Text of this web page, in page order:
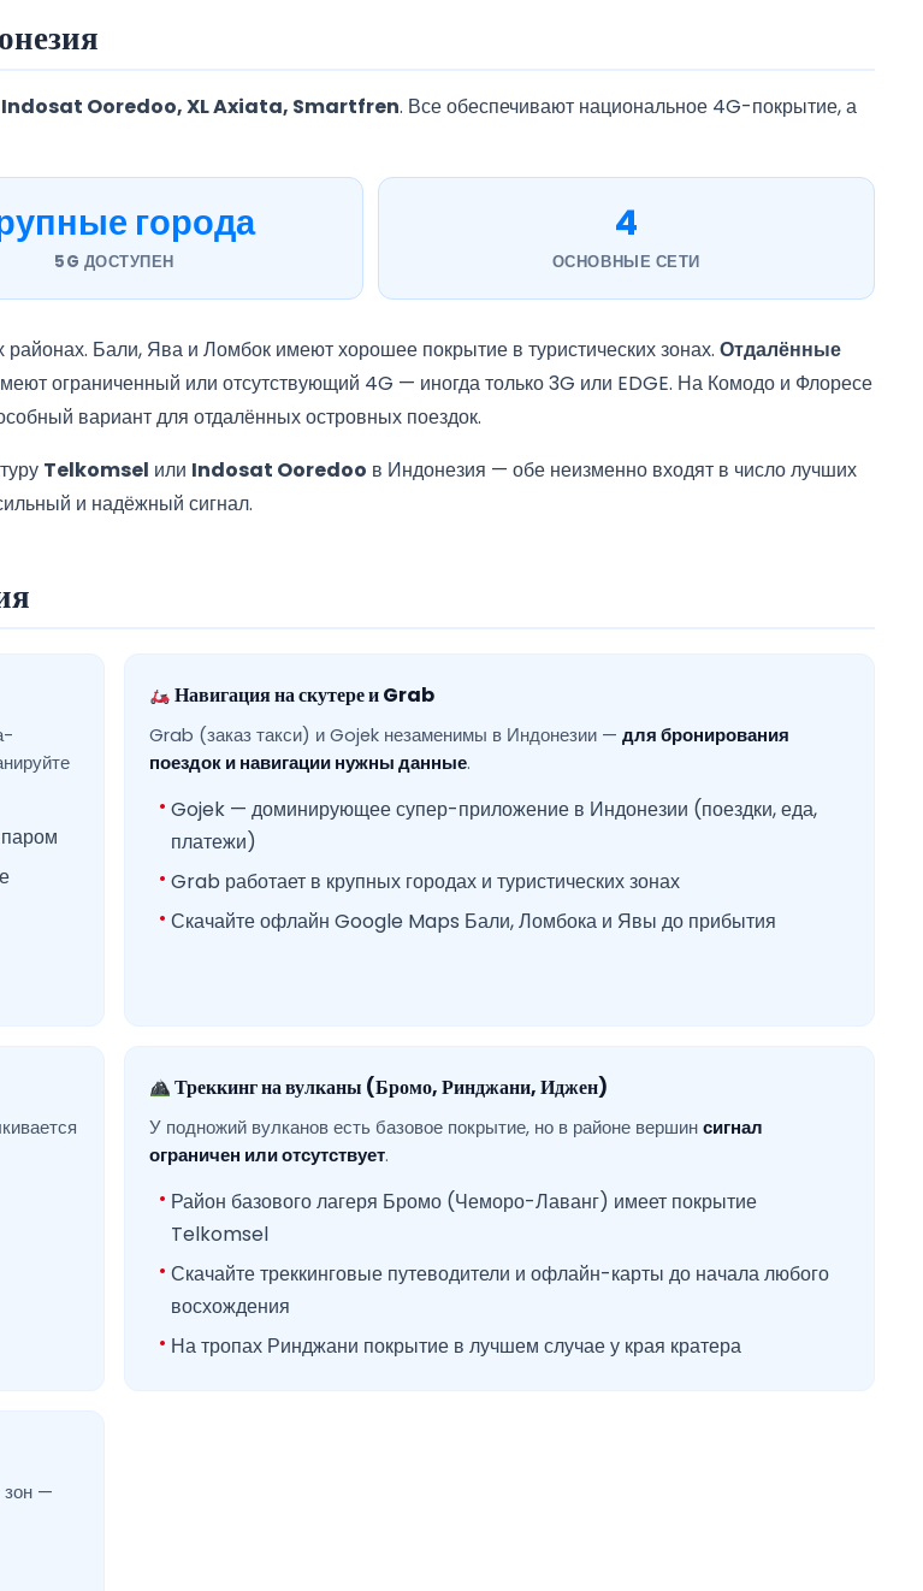
Ooredoo, XL Axiata, Smartfren. Все обеспечивают национальное 4G-покрытие, а
города
5G ДОСТУПЕН
4
ОСНОВНЫЕ СЕТИ
районах. Бали, Ява и Ломбок имеют хорошее покрытие в туристических зонах. Отдалённые
ограниченный или отсутствующий 4G — иногда только 3G или EDGE. На Комодо и Флоресе
вариант для отдалённых островных поездок.
Telkomsel или Indosat Ooredoo в Индонезия — обе неизменно входят в число лучших
и надёжный сигнал.
Навигация на скутере и Grab
Grab (заказ такси) и Gojek незаменимы в Индонезии — для бронирования
поездок и навигации нужны данные.
Gojek — доминирующее супер-приложение в Индонезии (поездки, еда,
платежи)
Grab работает в крупных городах и туристических зонах
Скачайте офлайн Google Maps Бали, Ломбока и Явы до прибытия
Треккинг на вулканы (Бромо, Ринджани, Иджен)
У подножий вулканов есть базовое покрытие, но в районе вершин сигнал
ограничен или отсутствует.
Район базового лагеря Бромо (Чеморо-Лаванг) имеет покрытие
Telkomsel
Скачайте треккинговые путеводители и офлайн-карты до начала любого
восхождения
На тропах Ринджани покрытие в лучшем случае у края кратера
зон —